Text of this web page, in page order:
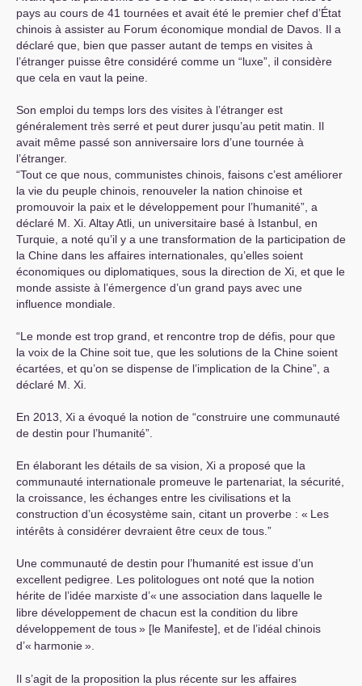
pays au cours de 41 tournées et avait été le premier chef d’État
chinois à assister au Forum économique mondial de Davos. Il a
déclaré que, bien que passer autant de temps en visites à
l’étranger puisse être considéré comme un “luxe”, il considère
que cela en vaut la peine.
Son emploi du temps lors des visites à l’étranger est
généralement très serré et peut durer jusqu’au petit matin. Il
avait même passé son anniversaire lors d’une tournée à
l’étranger.
“Tout ce que nous, communistes chinois, faisons c’est améliorer
la vie du peuple chinois, renouveler la nation chinoise et
promouvoir la paix et le développement pour l’humanité”, a
déclaré M. Xi. Altay Atli, un universitaire basé à Istanbul, en
Turquie, a noté qu’il y a une transformation de la participation de
la Chine dans les affaires internationales, qu’elles soient
économiques ou diplomatiques, sous la direction de Xi, et que le
monde assiste à l’émergence d’un grand pays avec une
influence mondiale.
“Le monde est trop grand, et rencontre trop de défis, pour que
la voix de la Chine soit tue, que les solutions de la Chine soient
écartées, et qu’on se dispense de l’implication de la Chine”, a
déclaré M. Xi.
En 2013, Xi a évoqué la notion de “construire une communauté
de destin pour l’humanité”.
En élaborant les détails de sa vision, Xi a proposé que la
communauté internationale promeuve le partenariat, la sécurité,
la croissance, les échanges entre les civilisations et la
construction d’un écosystème sain, citant un proverbe : « Les
intérêts à considérer devraient être ceux de tous.”
Une communauté de destin pour l’humanité est issue d’un
excellent pedigree. Les politologues ont noté que la notion
hérite de l’idée marxiste d’« une association dans laquelle le
libre développement de chacun est la condition du libre
développement de tous» [le Manifeste], et de l’idéal chinois
d’« harmonie».
Il s’agit de la proposition la plus récente sur les affaires